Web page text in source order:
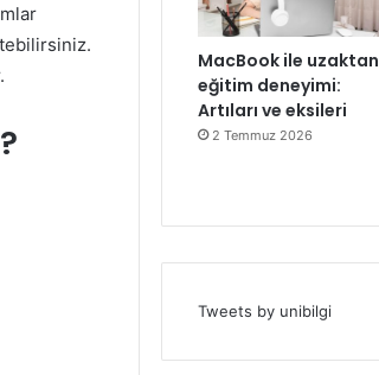
MacBook ile uzaktan
eğitim deneyimi:
Artıları ve eksileri
2 Temmuz 2026
Tweets by unibilgi